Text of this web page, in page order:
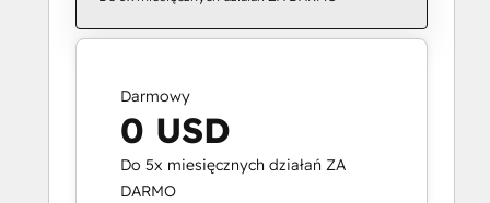
Darmowy
0 USD
Do 5x miesięcznych działań ZA
DARMO